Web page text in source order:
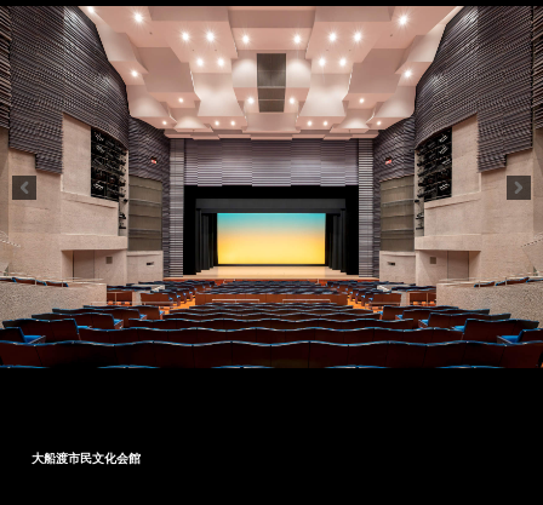
大船渡市民文化会館